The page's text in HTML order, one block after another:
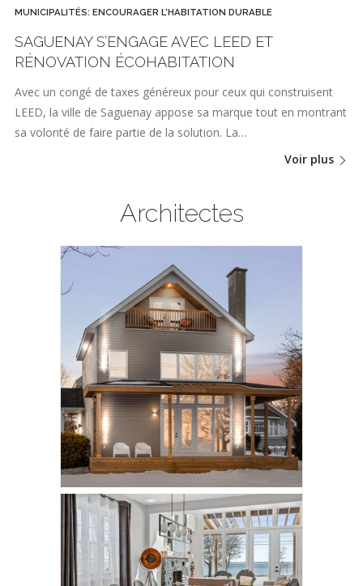
MUNICIPALITÉS: ENCOURAGER L'HABITATION DURABLE
SAGUENAY S’ENGAGE AVEC LEED ET
RÉNOVATION ÉCOHABITATION
Avec un congé de taxes généreux pour ceux qui construisent
LEED, la ville de Saguenay appose sa marque tout en montrant
sa volonté de faire partie de la solution. La…
Voir plus
Architectes